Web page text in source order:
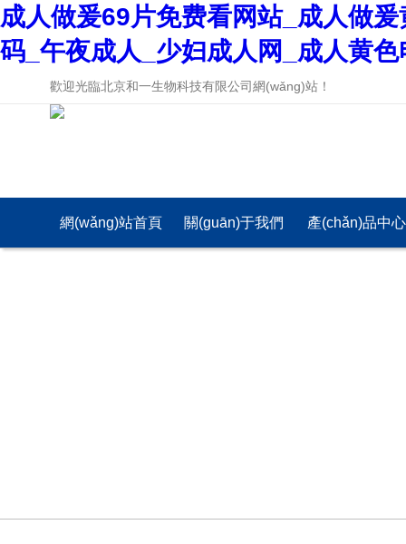
成人做爰69片免费看网站_成人做
码_午夜成人_少妇成人网_成人黄
歡迎光臨北京和一生物科技有限公司網(wǎng)站！
網(wǎng)站首頁 關(guān)于我們 產(chǎn)品中心